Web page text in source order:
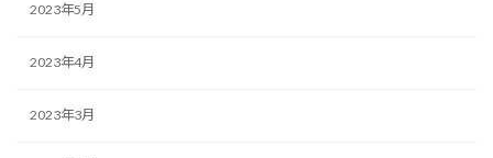
2023年5月
2023年4月
2023年3月